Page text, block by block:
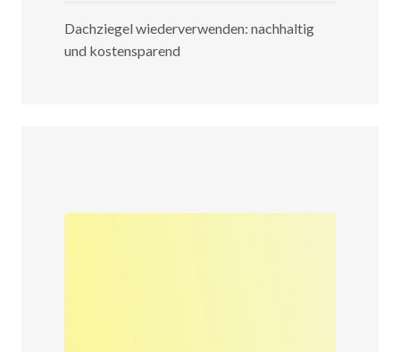
Dachziegel wiederverwenden: nachhaltig
und kostensparend